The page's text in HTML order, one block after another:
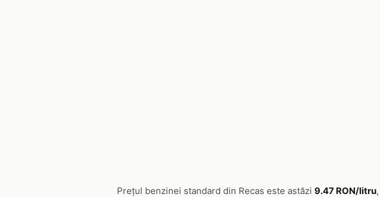
Prețul benzinei standard din Recas este astăzi 9.47 RON/litru